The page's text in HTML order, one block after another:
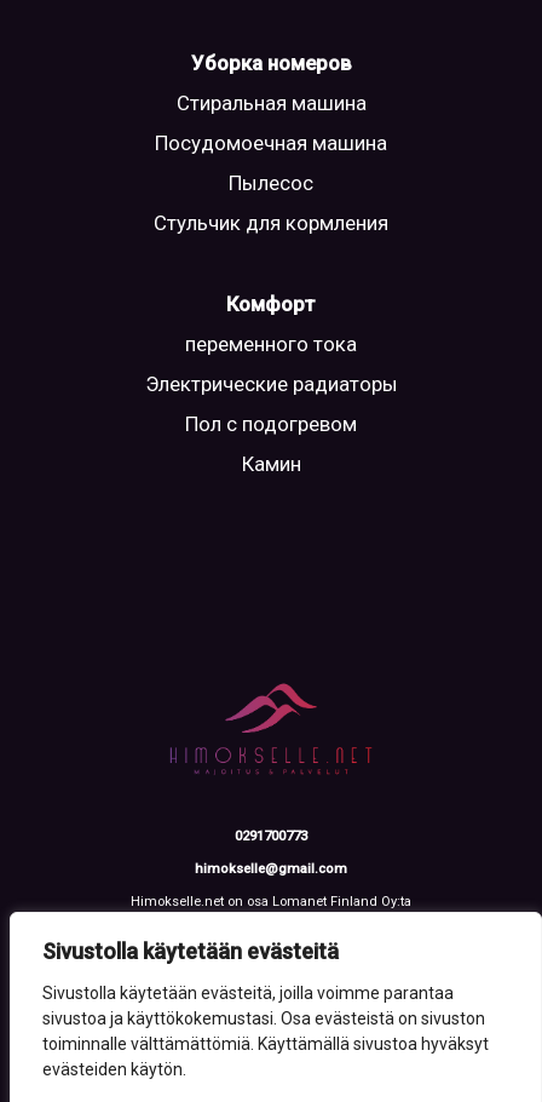
Sivustolla käytetään evästeitä
Sivustolla käytetään evästeitä, joilla voimme parantaa
sivustoa ja käyttökokemustasi. Osa evästeistä on sivuston
toiminnalle välttämättömiä. Käyttämällä sivustoa hyväksyt
evästeiden käytön.
Уборка номеров
Стиральная машина
Посудомоечная машина
Пылесос
Стульчик для кормления
Комфорт
переменного тока
Электрические радиаторы
Пол с подогревом
Камин
0291700773
himokselle@gmail.com
Himokselle.net on osa Lomanet Finland Oy:ta
Y-tunnus: 3612108-2